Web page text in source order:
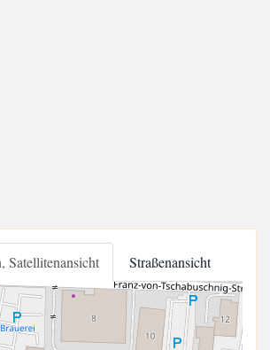
Satellitenansicht Straßenansicht